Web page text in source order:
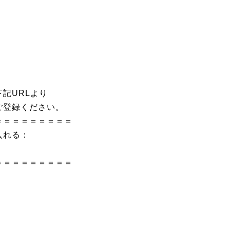
記URLより
録ください。
＝＝＝＝＝＝＝
る：
＝＝＝＝＝＝＝